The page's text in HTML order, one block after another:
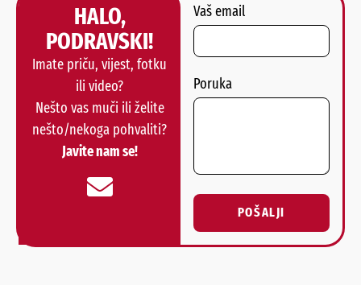
HALO,
PODRAVSKI!
Imate priču, vijest, fotku
ili video?
Nešto vas muči ili želite
nešto/nekoga pohvaliti?
Javite nam se!
Vaš email
Poruka
POŠALJI
Alternative: